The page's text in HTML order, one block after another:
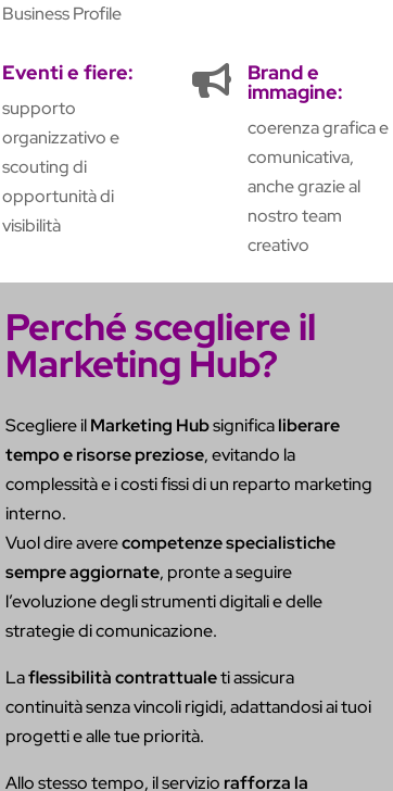
Business Profile
Eventi e fiere:
supporto
organizzativo e
scouting di
opportunità di
visibilità
 Brand e
immagine:
coerenza grafica e
comunicativa,
anche grazie al
nostro team
creativo
Perché scegliere il
Marketing Hub?
Scegliere ilMarketing Hubsignificaliberare
tempo e risorse preziose, evitando la
complessità e i costi fissi di un reparto marketing
interno.
Vuol dire averecompetenze specialistiche
sempre aggiornate, pronte a seguire
l’evoluzione degli strumenti digitali e delle
strategie di comunicazione.
Laflessibilità contrattualeti assicura
continuità senza vincoli rigidi, adattandosi ai tuoi
progetti e alle tue priorità.
Allo stesso tempo, il servizio rafforza la